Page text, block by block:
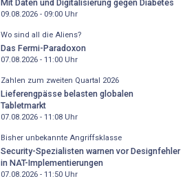
Mit Daten und Digitalisierung gegen Diabetes
09.08.2026 - 09:00Uhr
Wo sind all die Aliens?
Das Fermi-Paradoxon
07.08.2026 - 11:00Uhr
Zahlen zum zweiten Quartal 2026
Lieferengpässe belasten globalen
Tabletmarkt
07.08.2026 - 11:08Uhr
Bisher unbekannte Angriffsklasse
Security-Spezialisten warnen vor Designfehler
in NAT-Implementierungen
07.08.2026 - 11:50Uhr